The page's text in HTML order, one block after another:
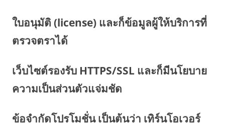
ใบอนุมัติ (license) และก็ข้อมูลผู้ให้บริการที่
ตรวจตราได้
เว็บไซต์รองรับ HTTPS/SSL และก็มีนโยบาย
ความเป็นส่วนตัวแจ่มชัด
ข้อจำกัดโปรโมชั่น เป็นต้นว่า เทิร์นโอเวอร์